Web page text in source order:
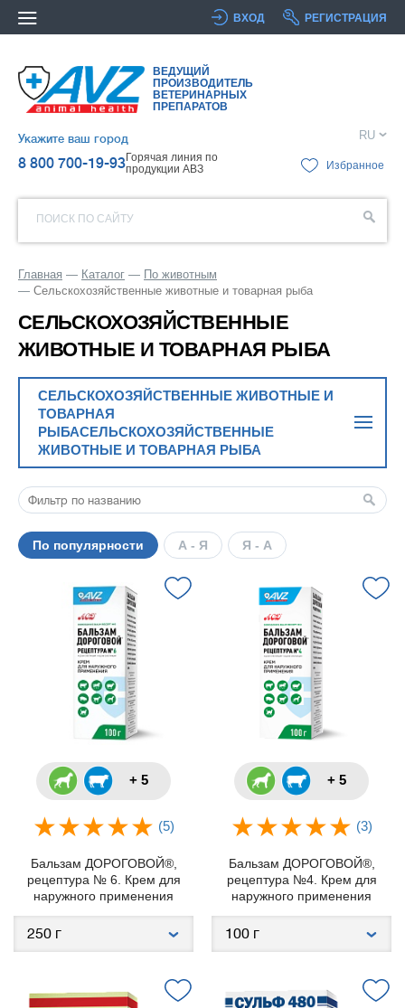
ВХОД РЕГИСТРАЦИЯ
ВЕДУЩИЙ
ПРОИЗВОДИТЕЛЬ
ВЕТЕРИНАРНЫХ
ПРЕПАРАТОВ
Укажите ваш город
8 800 700-19-93Горячая линия по
продукции АВЗ
RU
Избранное
ПОИСК ПО САЙТУ
Главная Каталог
По животным
Сельскохозяйственные животные и товарная рыба
СЕЛЬСКОХОЗЯЙСТВЕННЫЕ
ЖИВОТНЫЕ И ТОВАРНАЯ РЫБА
СЕЛЬСКОХОЗЯЙСТВЕННЫЕ ЖИВОТНЫЕ И
ТОВАРНАЯ
РЫБАСЕЛЬСКОХОЗЯЙСТВЕННЫЕ
ЖИВОТНЫЕ И ТОВАРНАЯ РЫБА
По популярности А - Я Я - А
+ 5
(5)
Бальзам ДОРОГОВОЙ®,
рецептура № 6. Крем для
наружного применения
+ 5
(3)
Бальзам ДОРОГОВОЙ®,
рецептура №4. Крем для
наружного применения